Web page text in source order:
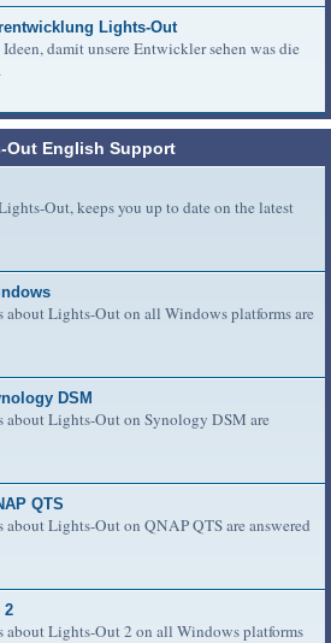
Lights-Out
damit unsere Entwickler sehen was die
Out English Support
Out, keeps you up to date on the latest
about Lights-Out on all Windows platforms are
DSM
about Lights-Out on Synology DSM are
QTS
about Lights-Out on QNAP QTS are answered
2
about Lights-Out 2 on all Windows platforms